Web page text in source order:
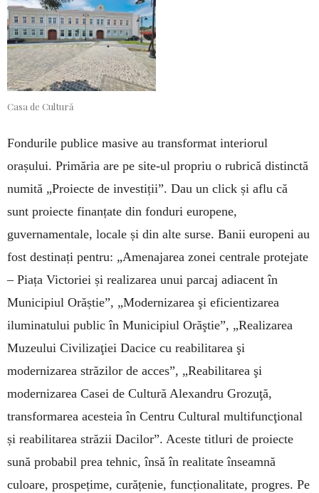
Casa de Cultură
Fondurile publice masive au transformat interiorul
orașului. Primăria are pe site-ul propriu o rubrică distinctă
numită „Proiecte de investiții”. Dau un click și aflu că
sunt proiecte finanțate din fonduri europene,
guvernamentale, locale și din alte surse. Banii europeni au
fost destinați pentru: „Amenajarea zonei centrale protejate
– Piața Victoriei și realizarea unui parcaj adiacent în
Municipiul Orăștie”, „Modernizarea şi eficientizarea
iluminatului public în Municipiul Orăştie”, „Realizarea
Muzeului Civilizaţiei Dacice cu reabilitarea şi
modernizarea străzilor de acces”, „Reabilitarea şi
modernizarea Casei de Cultură Alexandru Grozuţă,
transformarea acesteia în Centru Cultural multifuncţional
și reabilitarea străzii Dacilor”. Aceste ti­tluri de proiecte
sună probabil prea tehnic, însă în realitate înseamnă
culoare, prospețime, curățenie, funcționalitate, progres. Pe